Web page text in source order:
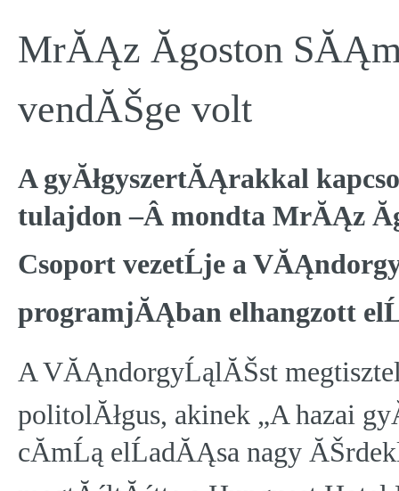
MrĂĄz Ăgoston
vendĂŠge volt
A gyĂłgyszertĂĄrakkal
tulajdon –Â mondta MrĂĄz
Csoport vezetĹje a
programjĂĄban elhangzott
A VĂĄndorgyĹąlĂŠst
politolĂłgus, akinek „A hazai
cĂ­mĹą elĹadĂĄsa nagy